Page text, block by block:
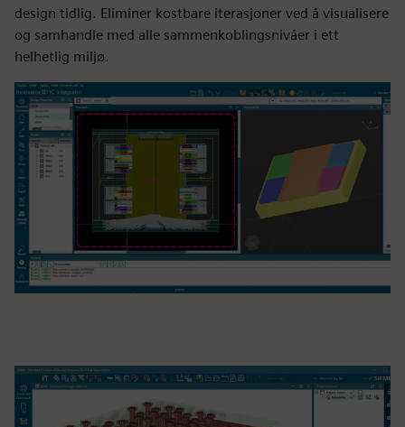
design tidlig. Eliminer kostbare iterasjoner ved å visualisere
og samhandle med alle sammenkoblingsnivåer i ett
helhetlig miljø.